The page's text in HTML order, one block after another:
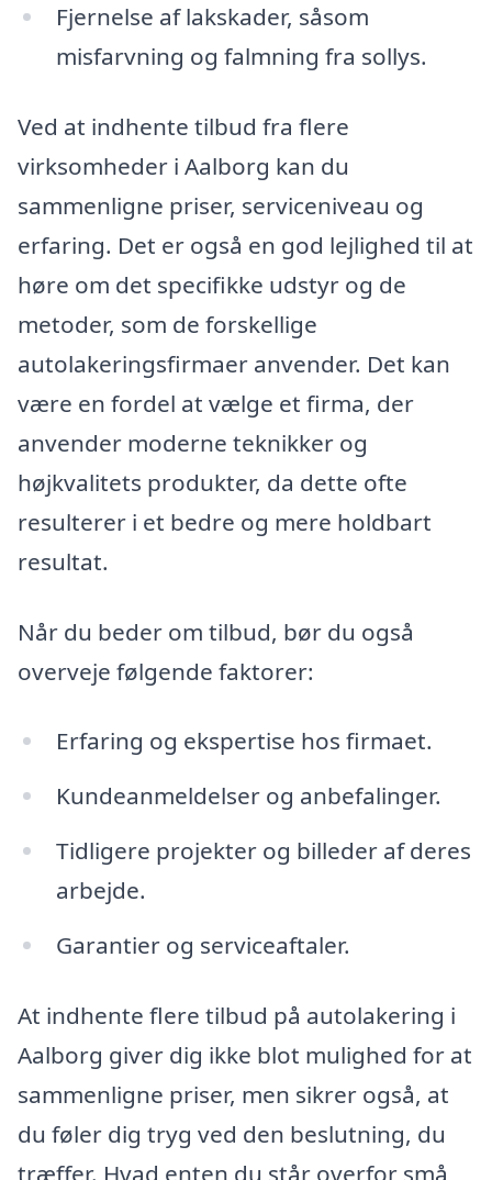
Fjernelse af lakskader, såsom
misfarvning og falmning fra sollys.
Ved at indhente tilbud fra flere
virksomheder i Aalborg kan du
sammenligne priser, serviceniveau og
erfaring. Det er også en god lejlighed til at
høre om det specifikke udstyr og de
metoder, som de forskellige
autolakeringsfirmaer anvender. Det kan
være en fordel at vælge et firma, der
anvender moderne teknikker og
højkvalitets produkter, da dette ofte
resulterer i et bedre og mere holdbart
resultat.
Når du beder om tilbud, bør du også
overveje følgende faktorer:
Erfaring og ekspertise hos firmaet.
Kundeanmeldelser og anbefalinger.
Tidligere projekter og billeder af deres
arbejde.
Garantier og serviceaftaler.
At indhente flere tilbud på autolakering i
Aalborg giver dig ikke blot mulighed for at
sammenligne priser, men sikrer også, at
du føler dig tryg ved den beslutning, du
træffer. Hvad enten du står overfor små